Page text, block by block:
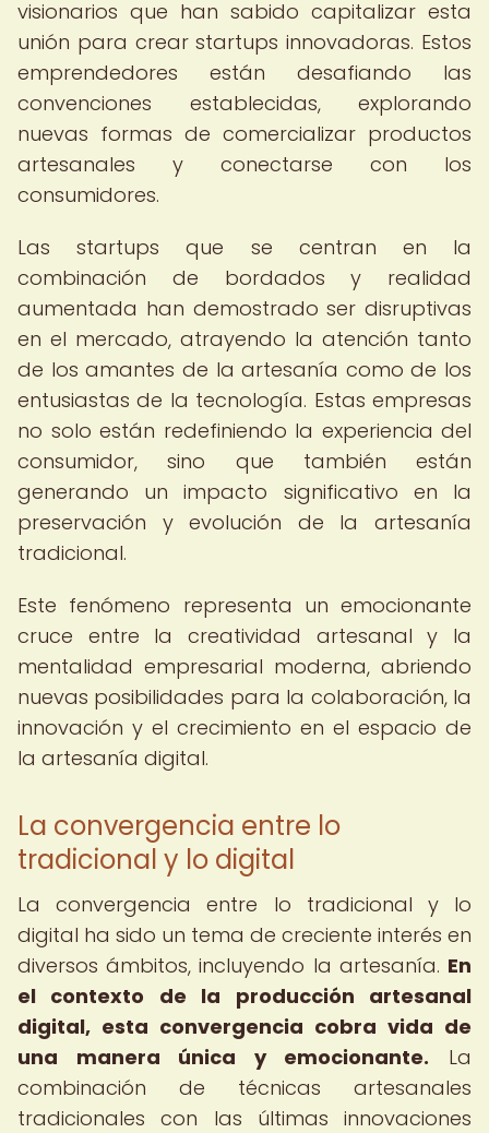
visionarios que han sabido capitalizar esta
unión para crear startups innovadoras. Estos
emprendedores están desafiando las
convenciones establecidas, explorando
nuevas formas de comercializar productos
artesanales y conectarse con los
consumidores.
Las startups que se centran en la
combinación de bordados y realidad
aumentada han demostrado ser disruptivas
en el mercado, atrayendo la atención tanto
de los amantes de la artesanía como de los
entusiastas de la tecnología. Estas empresas
no solo están redefiniendo la experiencia del
consumidor, sino que también están
generando un impacto significativo en la
preservación y evolución de la artesanía
tradicional.
Este fenómeno representa un emocionante
cruce entre la creatividad artesanal y la
mentalidad empresarial moderna, abriendo
nuevas posibilidades para la colaboración, la
innovación y el crecimiento en el espacio de
la artesanía digital.
La convergencia entre lo
tradicional y lo digital
La convergencia entre lo tradicional y lo
digital ha sido un tema de creciente interés en
diversos ámbitos, incluyendo la artesanía. En
el contexto de la producción artesanal
digital, esta convergencia cobra vida de
una manera única y emocionante. La
combinación de técnicas artesanales
tradicionales con las últimas innovaciones